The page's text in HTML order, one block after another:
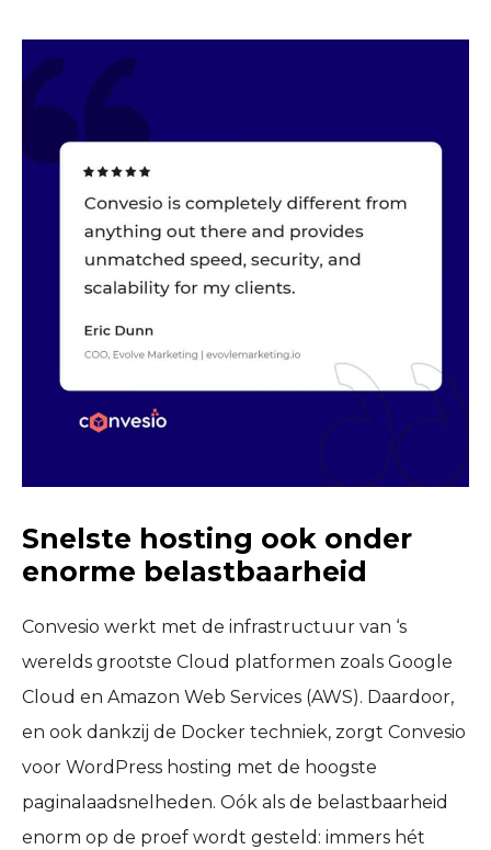
Snelste hosting ook onder
enorme belastbaarheid
Convesio werkt met de infrastructuur van ‘s
werelds grootste Cloud platformen zoals Google
Cloud en Amazon Web Services (AWS). Daardoor,
en ook dankzij de Docker techniek, zorgt Convesio
voor WordPress hosting met de hoogste
paginalaadsnelheden. Oók als de belastbaarheid
enorm op de proef wordt gesteld: immers hét